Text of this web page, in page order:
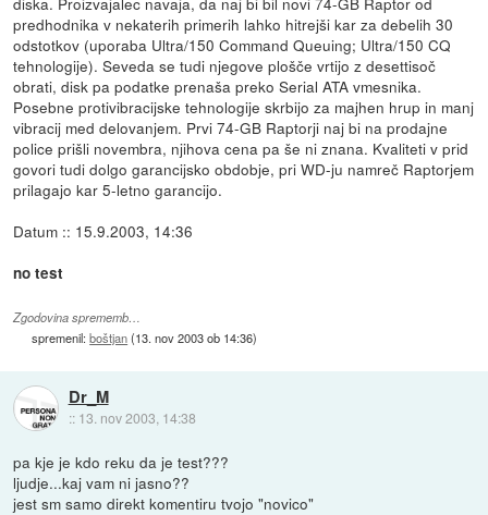
predhodnika v nekaterih primerih lahko hitrejši kar za debelih 30
odstotkov (uporaba Ultra/150 Command Queuing; Ultra/150 CQ
tehnologije). Seveda se tudi njegove plošče vrtijo z desettisoč
obrati, disk pa podatke prenaša preko Serial ATA vmesnika.
Posebne protivibracijske tehnologije skrbijo za majhen hrup in manj
vibracij med delovanjem. Prvi 74-GB Raptorji naj bi na prodajne
police prišli novembra, njihova cena pa še ni znana. Kvaliteti v prid
govori tudi dolgo garancijsko obdobje, pri WD-ju namreč Raptorjem
prilagajo kar 5-letno garancijo.
Datum :: 15.9.2003, 14:36
no test
Zgodovina sprememb…
spremenil:boštjan(13. nov 2003 ob 14:36)
Dr_M
:: 13. nov 2003, 14:38
pa kje je kdo reku da je test???
ljudje...kaj vam ni jasno??
jest sm samo direkt komentiru tvojo "novico"